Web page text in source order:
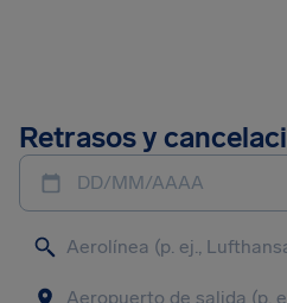
Retrasos y
DD/MM/AAAA